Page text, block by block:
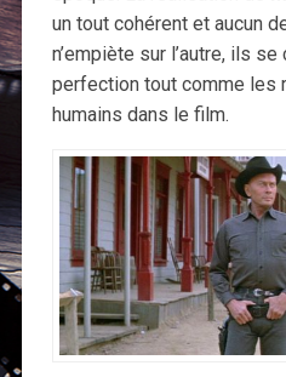
un tout cohérent et aucun
n’empiète sur l’autre, ils
perfection tout comme les
humains dans le film.